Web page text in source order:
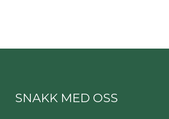
SNAKK MED OSS